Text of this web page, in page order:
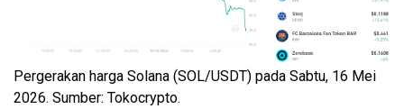
Pergerakan harga Solana (SOL/USDT) pada Sabtu, 16 Mei
2026. Sumber: Tokocrypto.